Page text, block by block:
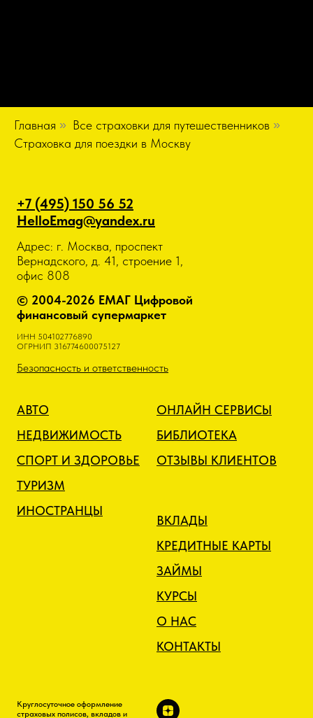
Главная » Все страховки для путешественников »
Страховка для поездки в Москву
+7 (495) 150 56 52
HelloEmag@yandex.ru
Адрес: г. Москва, проспект
Вернадского, д. 41, строение 1,
офис 808
© 2004-2026 ЕМАГ Цифровой
финансовый супермаркет
ИНН 504102776890
ОГРНИП 316774600075127
Безопасность и ответственность
АВТО
НЕДВИЖИМОСТЬ
СПОРТ И ЗДОРОВЬЕ
ТУРИЗМ
ИНОСТРАНЦЫ
ОНЛАЙН СЕРВИСЫ
БИБЛИОТЕКА
ОТЗЫВЫ КЛИЕНТОВ
ВКЛАДЫ
КРЕДИТНЫЕ КАРТЫ
ЗАЙМЫ
КУРСЫ
О НАС
КОНТАКТЫ
Круглосуточное оформление
страховых полисов, вкладов и